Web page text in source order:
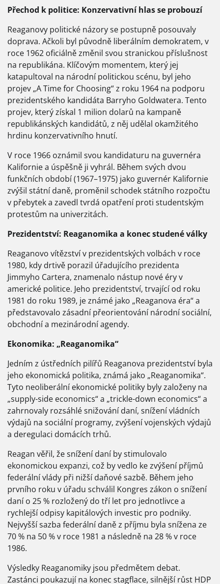
Přechod k politice: Konzervativní hlas se probouzí
Reaganovy politické názory se postupně posouvaly
doprava. Ačkoli byl původně liberálním demokratem, v
roce 1962 oficiálně změnil svou stranickou příslušnost
na republikána. Klíčovým momentem, který jej
katapultoval na národní politickou scénu, byl jeho
projev „A Time for Choosing“ z roku 1964 na podporu
prezidentského kandidáta Barryho Goldwatera. Tento
projev, který získal 1 milion dolarů na kampaně
republikánských kandidátů, z něj udělal okamžitého
hrdinu konzervativního hnutí.
V roce 1966 oznámil svou kandidaturu na guvernéra
Kalifornie a úspěšně ji vyhrál. Během svých dvou
funkčních období (1967–1975) jako guvernér Kalifornie
zvýšil státní daně, proměnil schodek státního rozpočtu
v přebytek a zavedl tvrdá opatření proti studentským
protestům na univerzitách.
Prezidentství: Reaganomika a konec studené války
Reaganovo vítězství v prezidentských volbách v roce
1980, kdy drtivě porazil úřadujícího prezidenta
Jimmyho Cartera, znamenalo nástup nové éry v
americké politice. Jeho prezidentství, trvající od roku
1981 do roku 1989, je známé jako „Reaganova éra“ a
představovalo zásadní přeorientování národní sociální,
obchodní a mezinárodní agendy.
Ekonomika: „Reaganomika“
Jedním z ústředních pilířů Reaganova prezidentství byla
jeho ekonomická politika, známá jako „Reaganomika“.
Tyto neoliberální ekonomické politiky byly založeny na
„supply-side economics“ a „trickle-down economics“ a
zahrnovaly rozsáhlé snižování daní, snížení vládních
výdajů na sociální programy, zvýšení vojenských výdajů
a deregulaci domácích trhů.
Reagan věřil, že snížení daní by stimulovalo
ekonomickou expanzi, což by vedlo ke zvýšení příjmů
federální vlády při nižší daňové sazbě. Během jeho
prvního roku v úřadu schválil Kongres zákon o snížení
daní o 25 % rozložený do tří let pro jednotlivce a
rychlejší odpisy kapitálových investic pro podniky.
Nejvyšší sazba federální daně z příjmu byla snížena ze
70 % na 50 % v roce 1981 a následně na 28 % v roce
1986.
Výsledky Reaganomiky jsou předmětem debat.
Zastánci poukazují na konec stagflace, silnější růst HDP